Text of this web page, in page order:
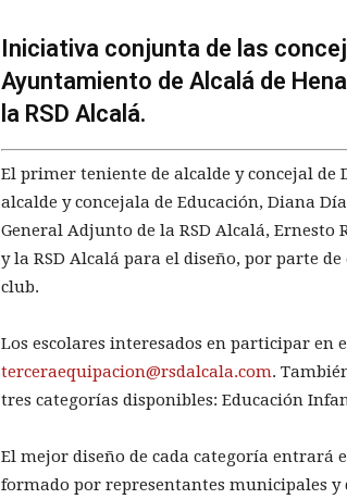
Iniciativa conjunta de las
Ayuntamiento de Alcalá de
la RSD Alcalá.
El primer teniente de alcalde y concejal de
alcalde y concejala de Educación, Diana
General Adjunto de la RSD Alcalá,
y la RSD Alcalá para el diseño, por parte
club.
Los escolares interesados en participar en
terceraequipacion@rsdalcala.com.
tres categorías disponibles: Educación
El mejor diseño de cada categoría entrará
formado por representantes municipales y